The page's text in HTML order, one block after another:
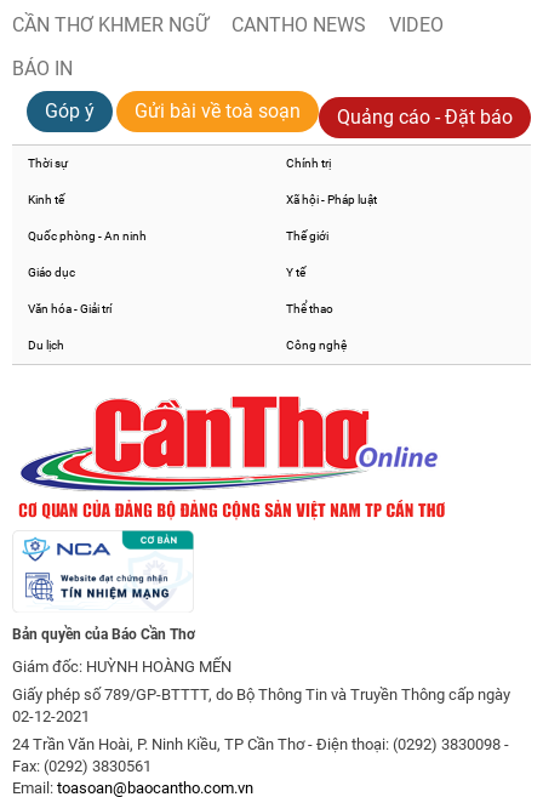
CẦN THƠ KHMER NGỮ CANTHO NEWS
VIDEO
BÁO IN
Góp ý
Gửi bài về toà soạn Quảng cáo - Đặt báo
Thời sự Chính trị
Kinh tế Xã hội - Pháp luật
Quốc phòng - An ninh Thế giới
Giáo dục Y tế
Văn hóa - Giải trí Thể thao
Du lịch Công nghệ
Bản quyền của Báo Cần Thơ
Giám đốc: HUỲNH HOÀNG MẾN
Giấy phép số 789/GP-BTTTT, do Bộ Thông Tin và Truyền Thông cấp ngày
02-12-2021
24 Trần Văn Hoài, P. Ninh Kiều, TP Cần Thơ - Điện thoại: (0292) 3830098 -
Fax: (0292) 3830561
Email: toasoan@baocantho.com.vn